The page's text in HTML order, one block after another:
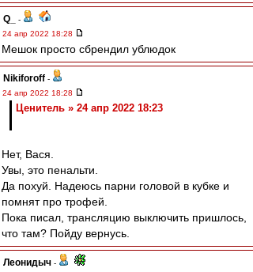
Q_
-
24 апр 2022 18:28
Мешок просто сбрендил ублюдок
Nikiforoff -
24 апр 2022 18:28
Ценитель » 24 апр 2022 18:23
Нет, Вася.
Увы, это пенальти.
Да похуй. Надеюсь парни головой в кубке и
помнят про трофей.
Пока писал, трансляцию выключить пришлось,
что там? Пойду вернусь.
Леонидыч -